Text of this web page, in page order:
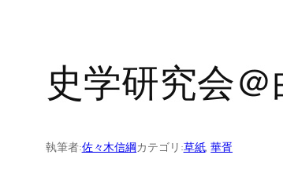
史学研究会
執筆者:佐々木信綱カテゴリ:草紙, 華胥